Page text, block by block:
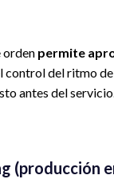
orden permite
control del ritmo
antes del
(producción